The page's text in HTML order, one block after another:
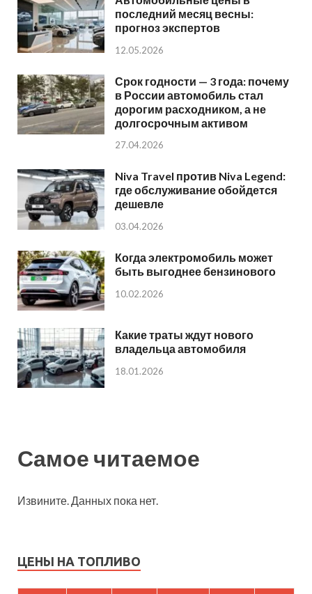
последний месяц весны:
прогноз экспертов
12.05.2026
Срок годности — 3 года: почему
в России автомобиль стал
дорогим расходником, а не
долгосрочным активом
27.04.2026
Niva Travel против Niva Legend:
где обслуживание обойдется
дешевле
03.04.2026
Когда электромобиль может
быть выгоднее бензинового
10.02.2026
Какие траты ждут нового
владельца автомобиля
18.01.2026
Самое читаемое
Извините. Данных пока нет.
ЦЕНЫ НА ТОПЛИВО